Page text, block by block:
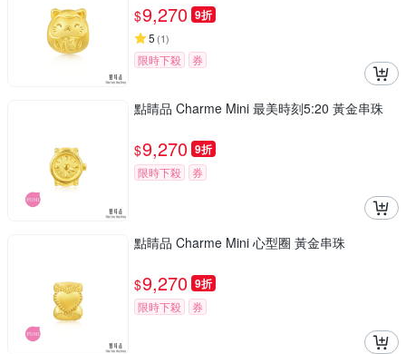
$9,270 9折
5 (1)
限時下殺 券
點睛品 Charme Mini 最美時刻5:20 黃金串珠
$9,270 9折
限時下殺 券
點睛品 Charme Mini 心型圈 黃金串珠
$9,270 9折
限時下殺 券